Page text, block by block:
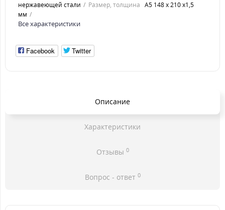
нержавеющей стали
Размер, толщина А5 148 х 210 х1,5
мм
Все характеристики
Facebook Twitter
Описание
Характеристики
Отзывы 0
Вопрос - ответ 0